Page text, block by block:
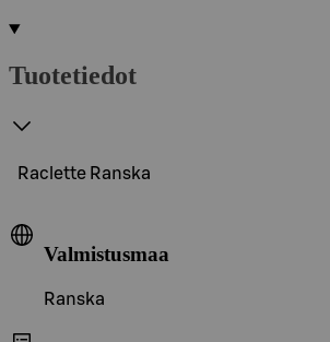
Tuotetiedot
Raclette Ranska
Valmistusmaa
Ranska